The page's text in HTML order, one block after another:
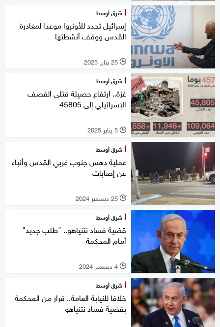
شرق أوسط
إسرائيل تحدد للأونروا موعدا لمغادرة
القدس ووقف أنشطتها
l 25 يناير 2025
شرق أوسط
غزة.. ارتفاع حصيلة قتلى القصف
الإسرائيلي إلى 45805
l 5 يناير 2025
شرق أوسط
عملية دهس جنوب غربي القدس وأنباء
عن إصابات
l 25 ديسمبر 2024
شرق أوسط
قضية فساد نتنياهو.. "طلب جديد"
أمام المحكمة
l 4 ديسمبر 2024
شرق أوسط
خلافا للنيابة العامة.. قرار من المحكمة
بقضية فساد نتنياهو